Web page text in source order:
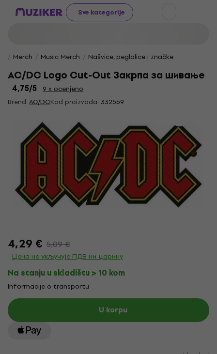
Sve kategorije
Merch Music Merch Našvice, peglalice i značke
AC/DC Logo Cut-Out Закрпа за шивање
4,75/5
9 x ocenjeno
Brend:AC/DCKod proizvoda: 332569
4,29 € 5,09 €
Цена не укључује ПДВ ни царину
Na stanju u skladištu > 10 kom
Informacije o transportu
U korpu